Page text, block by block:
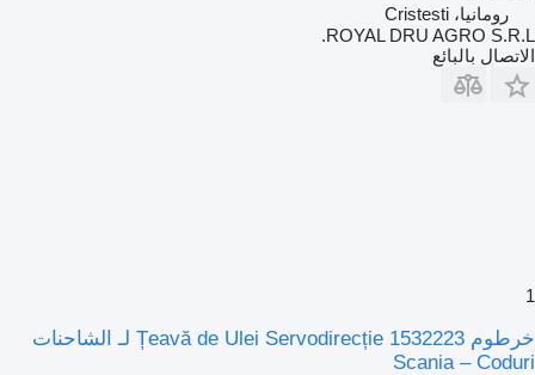
رومانيا، Cristesti
ROYAL DRU AGRO S.R.L.
الاتصال بالبائع
1
خرطوم Țeavă de Ulei Servodirecție 1532223 لـ الشاحنات
Scania – Coduri